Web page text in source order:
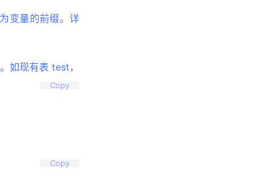
变量的前缀。详
如现有表 test，
Copy
Copy